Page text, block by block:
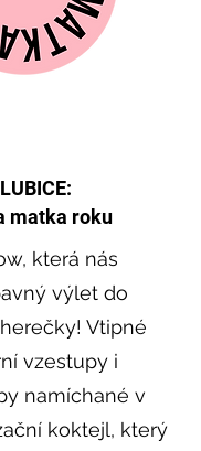
matka roku
která nás
výlet do
Vtipné
vzestupy i
namíchané v
koktejl, který